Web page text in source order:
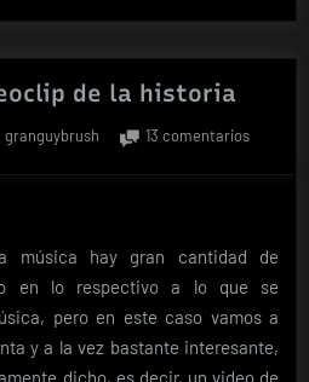
de la historia
By
granguybrush 13 comentariosen
historia
música hay gran cantidad de
en lo respectivo a lo que se
pero en este caso vamos a
y a la vez bastante interesante,